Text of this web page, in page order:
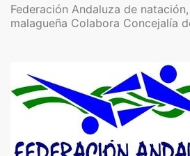
Federación Andaluza de
malagueña Colabora Concejalía